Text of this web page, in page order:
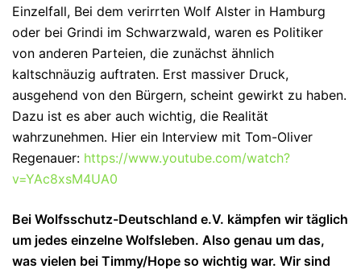
Einzelfall, Bei dem verirrten Wolf Alster in Hamburg
oder bei Grindi im Schwarzwald, waren es Politiker
von anderen Parteien, die zunächst ähnlich
kaltschnäuzig auftraten. Erst massiver Druck,
ausgehend von den Bürgern, scheint gewirkt zu haben.
Dazu ist es aber auch wichtig, die Realität
wahrzunehmen. Hier ein Interview mit Tom-Oliver
Regenauer: https://www.youtube.com/watch?
v=YAc8xsM4UA0
Bei Wolfsschutz-Deutschland e.V. kämpfen wir täglich
um jedes einzelne Wolfsleben. Also genau um das,
was vielen bei Timmy/Hope so wichtig war. Wir sind